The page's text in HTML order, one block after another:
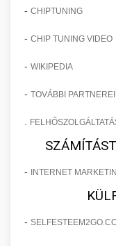
- CHIPTUNING
- CHIP TUNING VIDEO
- WIKIPEDIA
- TOVÁBBI
- INTERNET
-